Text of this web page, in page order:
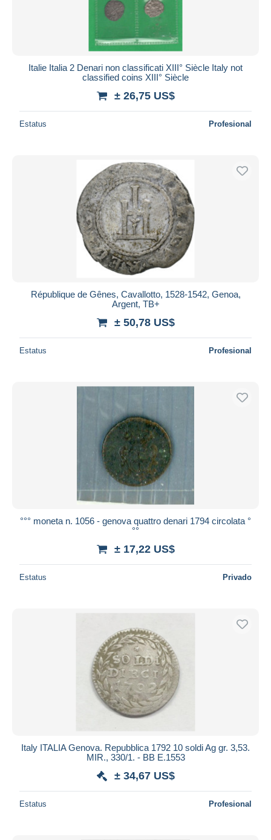
Italie Italia 2 Denari non classificati XIII° Siècle Italy not
classified coins XIII° Siècle
± 26,75 US$
Estatus Profesional
République de Gênes, Cavallotto, 1528-1542, Genoa,
Argent, TB+
± 50,78 US$
Estatus Profesional
°°° moneta n. 1056 - genova quattro denari 1794 circolata °
°°
± 17,22 US$
Estatus Privado
Italy ITALIA Genova. Repubblica 1792 10 soldi Ag gr. 3,53.
MIR., 330/1. - BB E.1553
± 34,67 US$
Estatus Profesional